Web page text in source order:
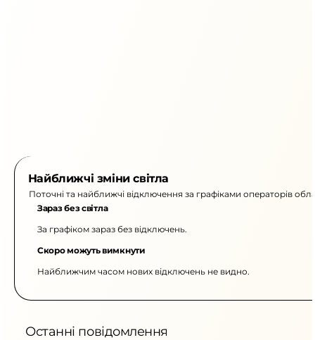
Найближчі зміни світла
Поточні та найближчі відключення за графіками операторів
Зараз без світла
За графіком зараз без відключень.
Скоро можуть вимкнути
Найближчим часом нових відключень не видно.
Останні повідомлення